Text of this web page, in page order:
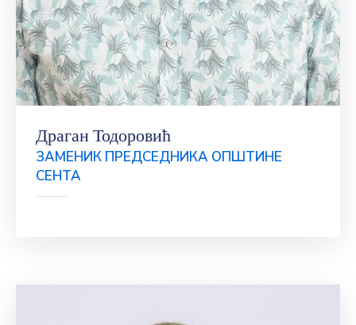
Драган Тодоровић
ЗАМЕНИК ПРЕДСЕДНИКА ОПШТИНЕ
СЕНТА